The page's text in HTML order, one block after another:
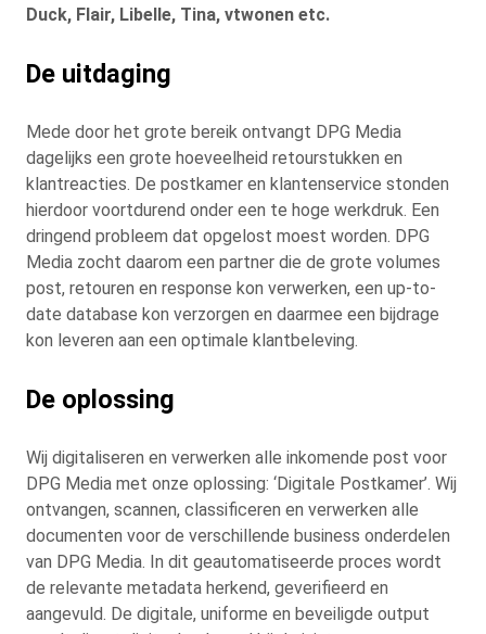
Duck, Flair, Libelle, Tina, vtwonen etc.
De uitdaging
Mede door het grote bereik ontvangt DPG Media
dagelijks een grote hoeveelheid retourstukken en
klantreacties. De postkamer en klantenservice stonden
hierdoor voortdurend onder een te hoge werkdruk. Een
dringend probleem dat opgelost moest worden. DPG
Media zocht daarom een partner die de grote volumes
post, retouren en response kon verwerken, een up-to-
date database kon verzorgen en daarmee een bijdrage
kon leveren aan een optimale klantbeleving.
De oplossing
Wij digitaliseren en verwerken alle inkomende post voor
DPG Media met onze oplossing: ‘Digitale Postkamer’. Wij
ontvangen, scannen, classificeren en verwerken alle
documenten voor de verschillende business onderdelen
van DPG Media. In dit geautomatiseerde proces wordt
de relevante metadata herkend, geverifieerd en
aangevuld. De digitale, uniforme en beveiligde output